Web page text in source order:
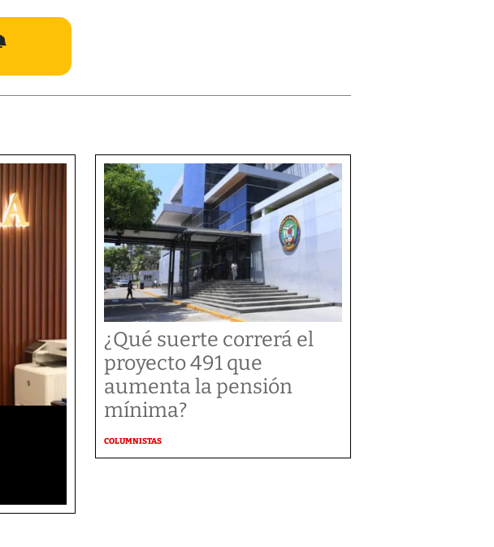
¿Qué suerte correrá el
proyecto 491 que
aumenta la pensión
mínima?
COLUMNISTAS